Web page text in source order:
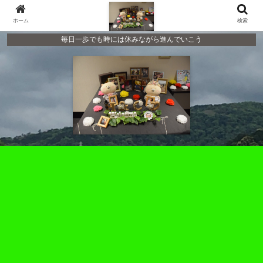
毎日一歩でも時には休みながら進んでいこう
ホーム 検索